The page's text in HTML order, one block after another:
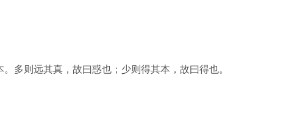
多则远其真，故曰惑也；少则得其本，故曰得也。